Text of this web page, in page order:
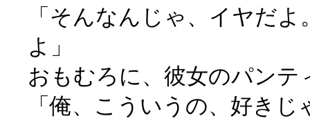
「そんなんじゃ、イヤだ
よ」
おもむろに、彼女のパンテ
「俺、こういうの、好き